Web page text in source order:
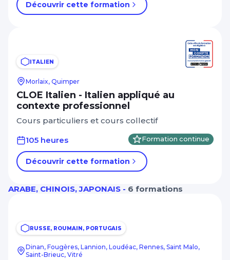
Découvrir cette formation
ITALIEN
Morlaix, Quimper
CLOE Italien - Italien appliqué au
contexte professionnel
Cours particuliers et cours collectif
105 heures
Formation continue
Découvrir cette formation
ARABE, CHINOIS, JAPONAIS - 6 formations
RUSSE, ROUMAIN, PORTUGAIS
Dinan, Fougères, Lannion, Loudéac, Rennes, Saint Malo,
Saint-Brieuc, Vitré